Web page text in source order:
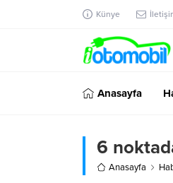
Künye
Anasayfa
6
Anasayfa